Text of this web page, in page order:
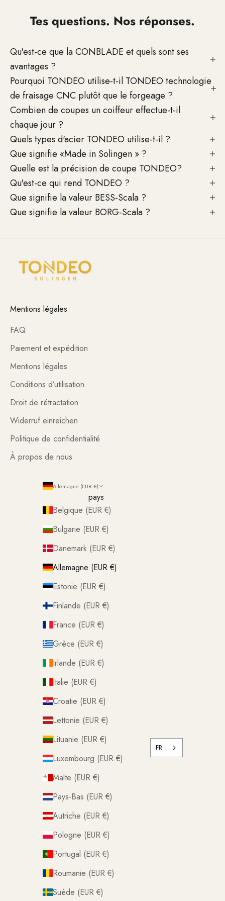
Tes questions. Nos réponses.
Qu'est-ce que la CONBLADE et quels sont ses
avantages ?
Pourquoi TONDEO utilise-t-il TONDEO technologie
de fraisage CNC plutôt que le forgeage ?
Combien de coupes un coiffeur effectue-t-il
chaque jour ?
Quels types d'acier TONDEO utilise-t-il ?
Que signifie «Made in Solingen » ?
Quelle est la précision de coupe TONDEO?
Qu'est-ce qui rend TONDEO ?
Que signifie la valeur BESS-Scala ?
Que signifie la valeur BORG-Scala ?
Mentions légales
FAQ
Paiement et expédition
Mentions légales
Conditions d’utilisation
Droit de rétractation
Widerruf einreichen
Politique de confidentialité
À propos de nous
Allemagne (EUR €)
pays
Belgique (EUR €)
Bulgarie (EUR €)
Danemark (EUR €)
Allemagne (EUR €)
Estonie (EUR €)
Finlande (EUR €)
France (EUR €)
Grèce (EUR €)
Irlande (EUR €)
Italie (EUR €)
Croatie (EUR €)
Lettonie (EUR €)
Lituanie (EUR €)
Luxembourg (EUR €)
Malte (EUR €)
Pays-Bas (EUR €)
Autriche (EUR €)
Pologne (EUR €)
Portugal (EUR €)
Roumanie (EUR €)
Suède (EUR €)
FR